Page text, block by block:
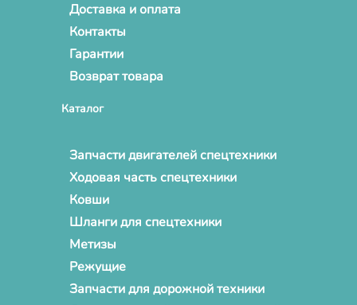
Доставка и оплата
Контакты
Гарантии
Возврат товара
Каталог
Запчасти двигателей спецтехники
Ходовая часть спецтехники
Ковши
Шланги для спецтехники
Метизы
Режущие
Запчасти для дорожной техники